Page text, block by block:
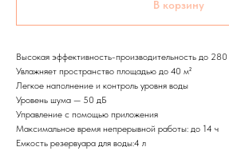
В корзину
Высокая эффективность-производительность до
Увлажняет пространство площадью до 40 м²
Легкое наполнение и контроль уровня воды
Уровень шума — 50 дБ
Управление с помощью приложения
Максимальное время непрерывной работы: до 14 ч
Емкость резервуара для воды:4 л